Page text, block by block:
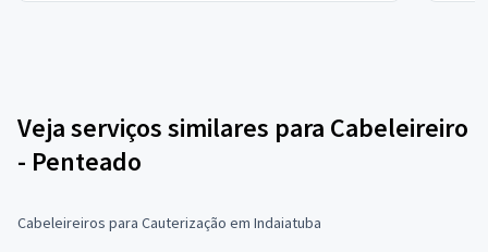
Veja serviços similares para Cabeleireiro
- Penteado
Cabeleireiros para Cauterização em Indaiatuba